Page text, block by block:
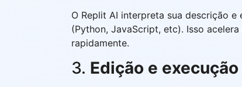
O Replit AI interpreta sua descrição
(Python, JavaScript, etc). Isso
rapidamente.
3. Edição e